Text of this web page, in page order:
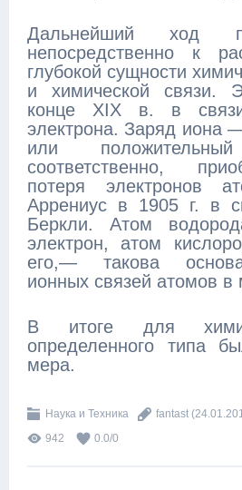
Дальнейший ход
непосредственно к
глубокой сущности
и химической связи.
конце XIX в. в
электрона. Заряд иона
или
соответственно,
потеря электронов
Аррениус в 1905 г. в
Беркли. Атом
электрон, атом
его,— такова
ионных связей атомов
В итоге для
определенного типа
мера.
Наука и Техника fantast
942
0.0/0